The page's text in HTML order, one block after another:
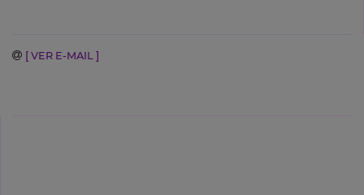
[ VER E-MAIL ]